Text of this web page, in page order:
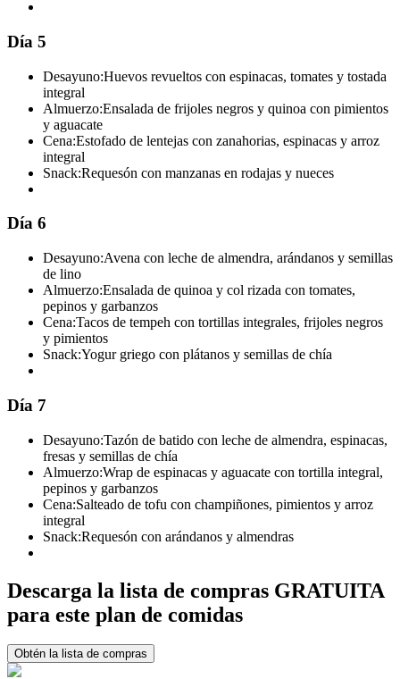
Día 5
Desayuno:Huevos revueltos con espinacas, tomates y tostada
integral
Almuerzo:Ensalada de frijoles negros y quinoa con pimientos
y aguacate
Cena:Estofado de lentejas con zanahorias, espinacas y arroz
integral
Snack:Requesón con manzanas en rodajas y nueces
Día 6
Desayuno:Avena con leche de almendra, arándanos y semillas
de lino
Almuerzo:Ensalada de quinoa y col rizada con tomates,
pepinos y garbanzos
Cena:Tacos de tempeh con tortillas integrales, frijoles negros
y pimientos
Snack:Yogur griego con plátanos y semillas de chía
Día 7
Desayuno:Tazón de batido con leche de almendra, espinacas,
fresas y semillas de chía
Almuerzo:Wrap de espinacas y aguacate con tortilla integral,
pepinos y garbanzos
Cena:Salteado de tofu con champiñones, pimientos y arroz
integral
Snack:Requesón con arándanos y almendras
Descarga la lista de compras GRATUITA
para este plan de comidas
Obtén la lista de compras